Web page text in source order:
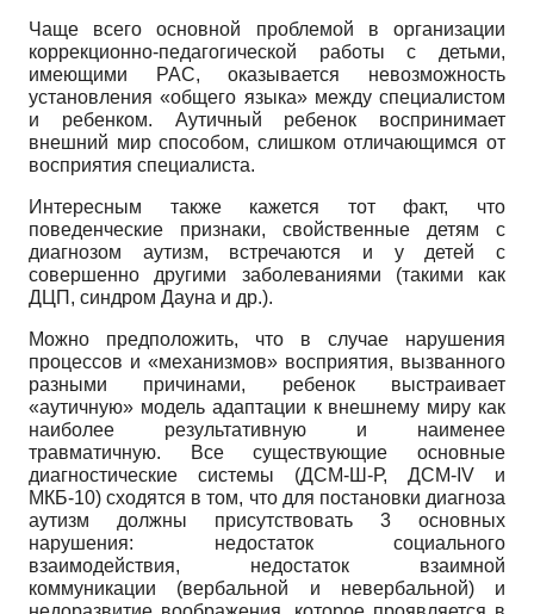
Чаще всего основной проблемой в организации
коррекционно-педагогической работы с детьми,
имеющими РАС, оказывается невозможность
установления «общего языка» между специалистом
и ребенком. Аутичный ребенок воспринимает
внешний мир способом, слишком отличающимся от
восприятия специалиста.
Интересным также кажется тот факт, что
поведенческие признаки, свойственные детям с
диагнозом аутизм, встречаются и у детей с
совершенно другими заболеваниями (такими как
ДЦП, синдром Дауна и др.).
Можно предположить, что в случае нарушения
процессов и «механизмов» восприятия, вызванного
разными причинами, ребенок выстраивает
«аутичную» модель адаптации к внешнему миру как
наиболее результативную и наименее
травматичную. Все существующие основные
диагностические системы (ДСМ-Ш-Р, ДСМ- IV и
МКБ-10) сходятся в том, что для постановки диагноза
аутизм должны присутствовать 3 основных
нарушения: недостаток социального
взаимодействия, недостаток взаимной
коммуникации (вербальной и невербальной) и